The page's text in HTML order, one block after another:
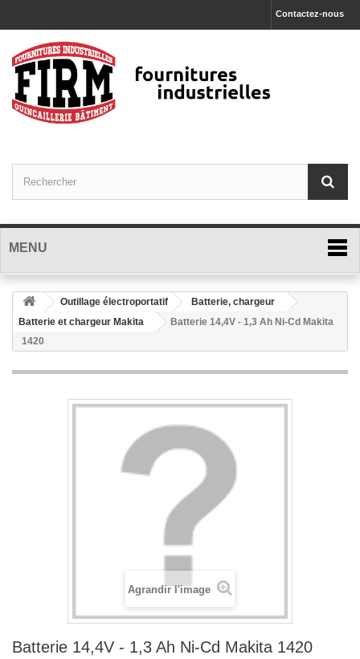
Contactez-nous
MENU
Outillage électroportatif
Batterie, chargeur
Batterie et chargeur Makita
Batterie 14,4V - 1,3 Ah Ni-Cd Makita
1420
Agrandir l'image
Batterie 14,4V - 1,3 Ah Ni-Cd Makita 1420